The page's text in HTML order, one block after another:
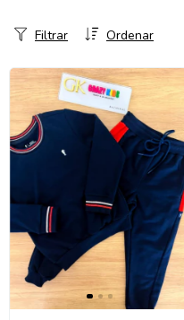
Ordenar
Filtrar